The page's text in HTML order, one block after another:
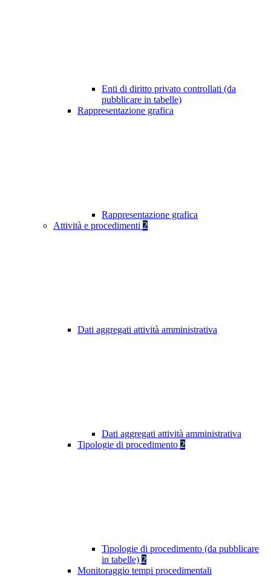
Enti di diritto privato controllati (da
pubblicare in tabelle)
Rappresentazione grafica
Rappresentazione grafica
Attività e procedimenti 2
Dati aggregati attività amministrativa
Dati aggregati attività amministrativa
Tipologie di procedimento 2
Tipologie di procedimento (da pubblicare
in tabelle) 2
Monitoraggio tempi procedimentali